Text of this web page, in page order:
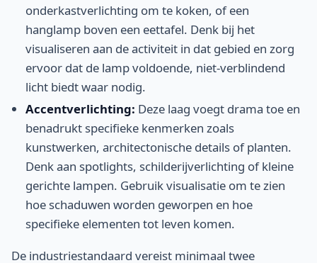
onderkastverlichting om te koken, of een
hanglamp boven een eettafel. Denk bij het
visualiseren aan de activiteit in dat gebied en zorg
ervoor dat de lamp voldoende, niet-verblindend
licht biedt waar nodig.
Accentverlichting: Deze laag voegt drama toe en
benadrukt specifieke kenmerken zoals
kunstwerken, architectonische details of planten.
Denk aan spotlights, schilderijverlichting of kleine
gerichte lampen. Gebruik visualisatie om te zien
hoe schaduwen worden geworpen en hoe
specifieke elementen tot leven komen.
De industriestandaard vereist minimaal twee